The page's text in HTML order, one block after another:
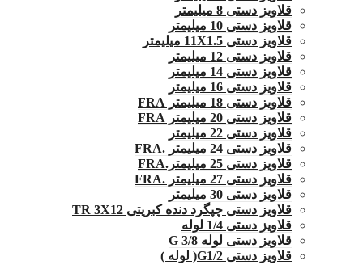
قلاویز دستی 8 میلیمتر
قلاویز دستی 10 میلیمتر
قلاویز دستی 11X1.5 میلیمتر
قلاویز دستی 12 میلیمتر
قلاویز دستی 14 میلیمتر
قلاویز دستی 16 میلیمتر
قلاویز دستی 18 میلیمتر FRA
قلاویز دستی 20 میلیمتر FRA
قلاویز دستی 22 میلیمتر
قلاویز دستی 24 میلیمتر .FRA
قلاویز دستی 25 میلیمتر.FRA
قلاویز دستی 27 میلیمتر .FRA
قلاویز دستی 30 میلیمتر
قلاویز دستی چپگرد دنده کبریتی TR 3X12
قلاویز دستی 1/4 لوله
قلاویز دستی لوله G 3/8
قلاویز دستی G1/2( لوله )